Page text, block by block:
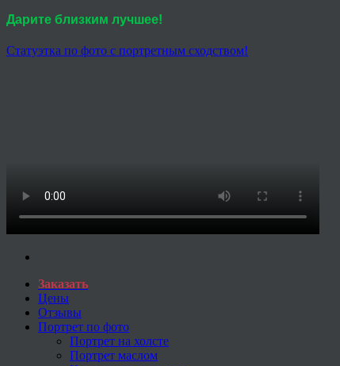
Дарите близким лучшее!
Статуэтка по фото с портретным сходством!
Заказать
Цены
Отзывы
Портрет по фото
Портрет на холсте
Портрет маслом